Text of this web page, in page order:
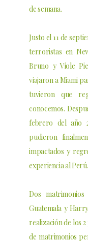
de semana.
Justo el 11 de
terroristas en
Bruno y Viole
viajaron a Miami
tuvieron que
conocemos.
febrero del año
pudieron
impactados y
experiencia al Perú.
Dos
Guatemala y
realización de los
de matrimonios